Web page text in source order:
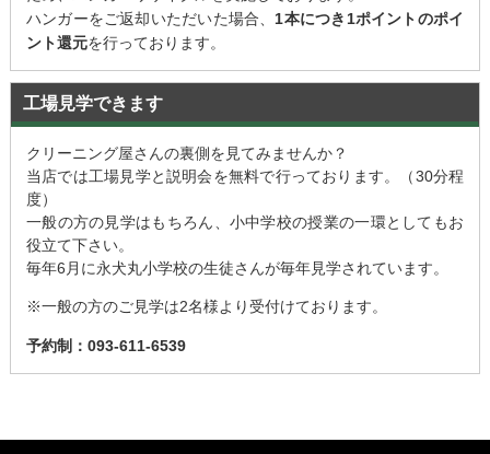
ハンガーをご返却いただいた場合、 1本につき1ポイントのポイ
ント還元を行っております。
工場見学できます
クリーニング屋さんの裏側を見てみませんか？
当店では工場見学と説明会を無料で行っております。（30分程
度）
一般の方の見学はもちろん、小中学校の授業の一環としてもお
役立て下さい。
毎年6月に永犬丸小学校の生徒さんが毎年見学されています。
※一般の方のご見学は2名様より受付けております。
予約制：093-611-6539